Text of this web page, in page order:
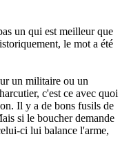
un qui est meilleur que
le mot a été
un militaire ou un
c'est ce avec quoi
Il y a de bons fusils de
si le boucher demande
ci lui balance l'arme,